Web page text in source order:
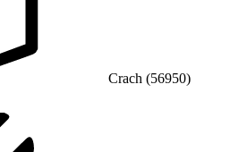
Crach (56950)